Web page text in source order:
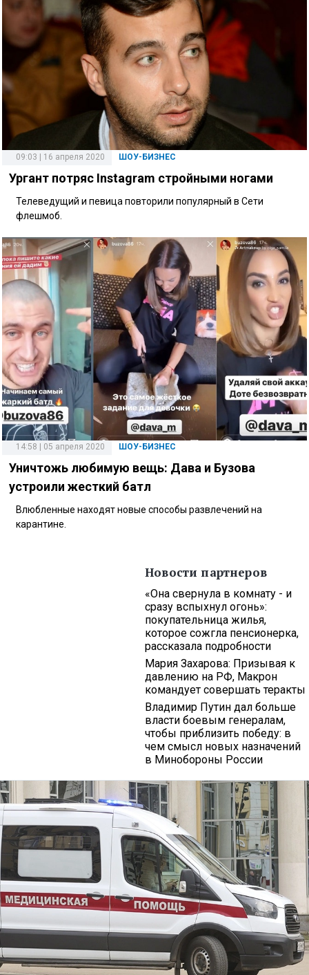
09:03 | 16 апреля 2020 ШОУ-БИЗНЕС
Ургант потряс Instagram стройными ногами
Телеведущий и певица повторили популярный в Сети
флешмоб.
14:58 | 05 апреля 2020 ШОУ-БИЗНЕС
Уничтожь любимую вещь: Дава и Бузова
устроили жесткий батл
Влюбленные находят новые способы развлечений на
карантине.
Новости партнеров
«Она свернула в комнату - и
сразу вспыхнул огонь»:
покупательница жилья,
которое сожгла пенсионерка,
рассказала подробности
Мария Захарова: Призывая к
давлению на РФ, Макрон
командует совершать теракты
Владимир Путин дал больше
власти боевым генералам,
чтобы приблизить победу: в
чем смысл новых назначений
в Минобороны России